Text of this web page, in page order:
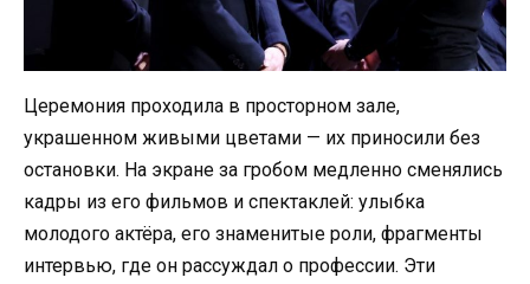
Церемония проходила в просторном зале,
украшенном живыми цветами — их приносили без
остановки. На экране за гробом медленно сменялись
кадры из его фильмов и спектаклей: улыбка
молодого актёра, его знаменитые роли, фрагменты
интервью, где он рассуждал о профессии. Эти